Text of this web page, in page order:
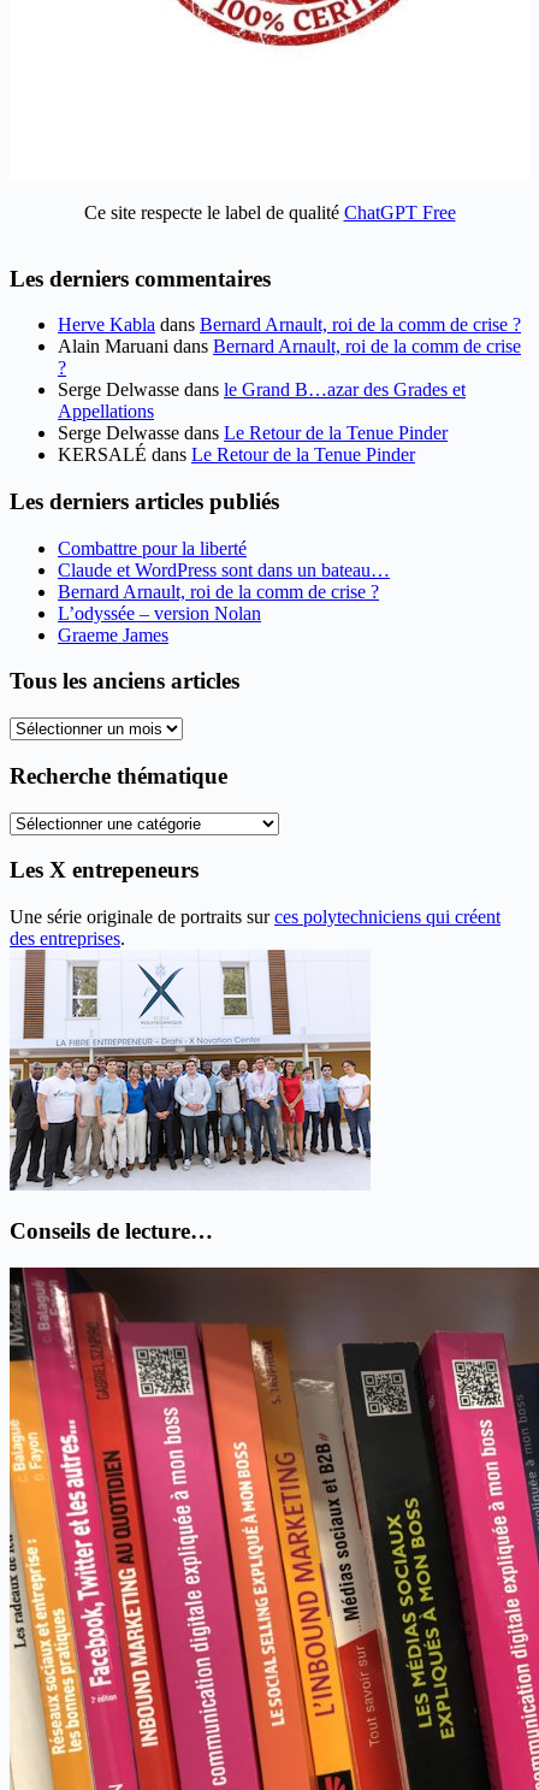
Ce site respecte le label de qualité ChatGPT Free
Les derniers commentaires
Herve Kabla dans Bernard Arnault, roi de la comm de crise ?
Alain Maruani dans Bernard Arnault, roi de la comm de crise
?
Serge Delwasse dans le Grand B…azar des Grades et
Appellations
Serge Delwasse dans Le Retour de la Tenue Pinder
KERSALÉ dans Le Retour de la Tenue Pinder
Les derniers articles publiés
Combattre pour la liberté
Claude et WordPress sont dans un bateau…
Bernard Arnault, roi de la comm de crise ?
L’odyssée – version Nolan
Graeme James
Tous les anciens articles
Tous
anciens
Recherche thématique
Recherche
Les X entrepeneurs
Une série originale de portraits surces polytechniciens qui créent
des entreprises.
Conseils de lecture…